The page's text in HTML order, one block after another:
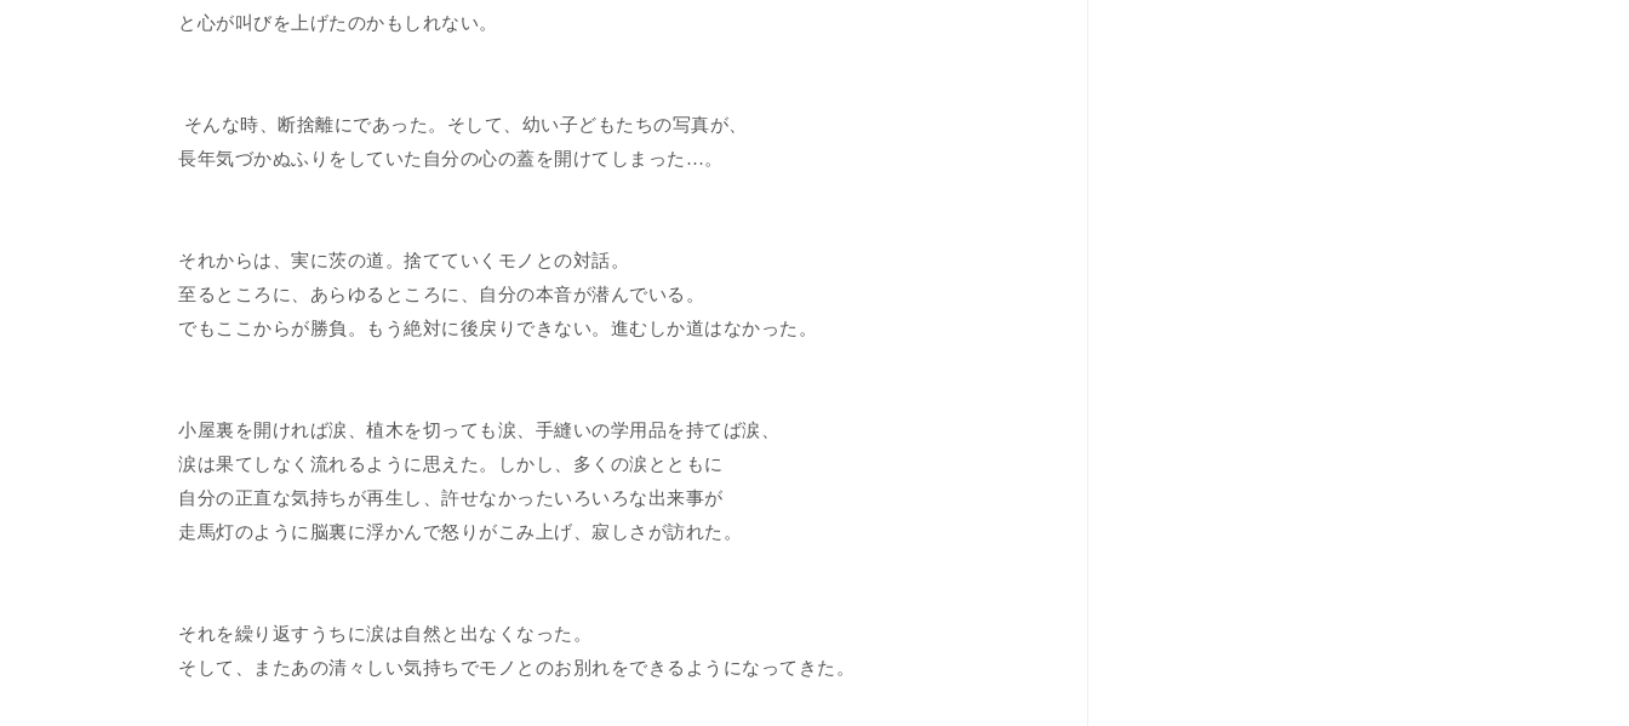
と心が叫びを上げたのかもしれない。
そんな時、断捨離にであった。そして、幼い子どもたちの写真が、
長年気づかぬふりをしていた自分の心の蓋を開けてしまった…。
それからは、実に茨の道。捨てていくモノとの対話。
至るところに、あらゆるところに、自分の本音が潜んでいる。
でもここからが勝負。もう絶対に後戻りできない。進むしか道はなかった。
小屋裏を開ければ涙、植木を切っても涙、手縫いの学用品を持てば涙、
涙は果てしなく流れるように思えた。しかし、多くの涙とともに
自分の正直な気持ちが再生し、許せなかったいろいろな出来事が
走馬灯のように脳裏に浮かんで怒りがこみ上げ、寂しさが訪れた。
それを繰り返すうちに涙は自然と出なくなった。
そして、またあの清々しい気持ちでモノとのお別れをできるようになってきた。